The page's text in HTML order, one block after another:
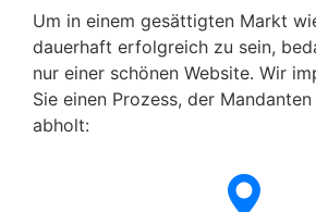
Um in einem gesättigten Markt
dauerhaft erfolgreich zu sein,
nur einer schönen Website. Wir
Sie einen Prozess, der
abholt: